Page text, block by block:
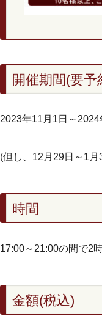
開催期間(要予
2023年11月1日～2024
(但し、12月29日～1月
時間
17:00～21:00の間で2
金額(税込)